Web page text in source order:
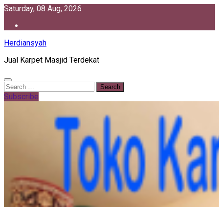
Skip
content
Saturday, 08 Aug, 2026
Herdiansyah
Jual Karpet Masjid Terdekat
Search
for:
Subscribe